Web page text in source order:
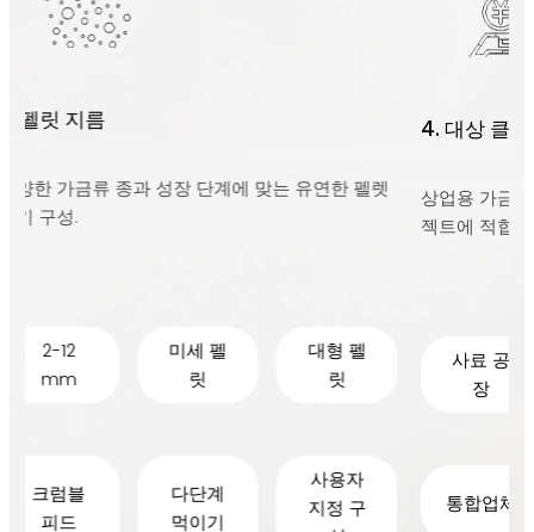
4. 대상 클라이언트
상업용 가금류 사료 공장 및 산업용 사료 생산 프로
젝트에 적합합니다.
사료 공
가금류
번식 그
통합업체
피드 회
사
OEM 프
로젝트
5. 생산
사료 펠렛
합니다.
그라인